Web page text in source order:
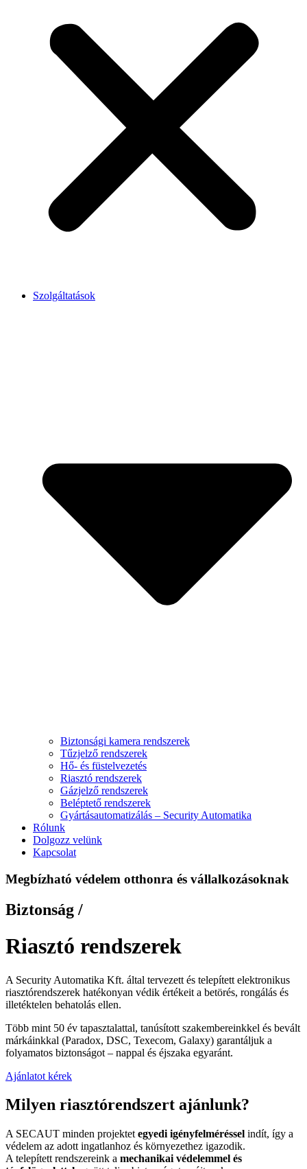
Szolgáltatások
Biztonsági kamera rendszerek
Tűzjelző rendszerek
Hő- és füstelvezetés
Riasztó rendszerek
Gázjelző rendszerek
Beléptető rendszerek
Gyártásautomatizálás – Security Automatika
Rólunk
Dolgozz velünk
Kapcsolat
Megbízható védelem otthonra és vállalkozásoknak
Biztonság /
Riasztó rendszerek
A Security Automatika Kft. által tervezett és telepített elektronikus
riasztórendszerek hatékonyan védik értékeit a betörés, rongálás és
illetéktelen behatolás ellen.
Több mint 50 év tapasztalattal, tanúsított szakembereinkkel és bevált
márkáinkkal (Paradox, DSC, Texecom, Galaxy) garantáljuk a
folyamatos biztonságot – nappal és éjszaka egyaránt.
Ajánlatot kérek
Milyen riasztórendszert ajánlunk?
A SECAUT minden projektet egyedi igényfelméréssel indít, így a
védelem az adott ingatlanhoz és környezethez igazodik.
A telepített rendszereink a mechanikai védelemmel és